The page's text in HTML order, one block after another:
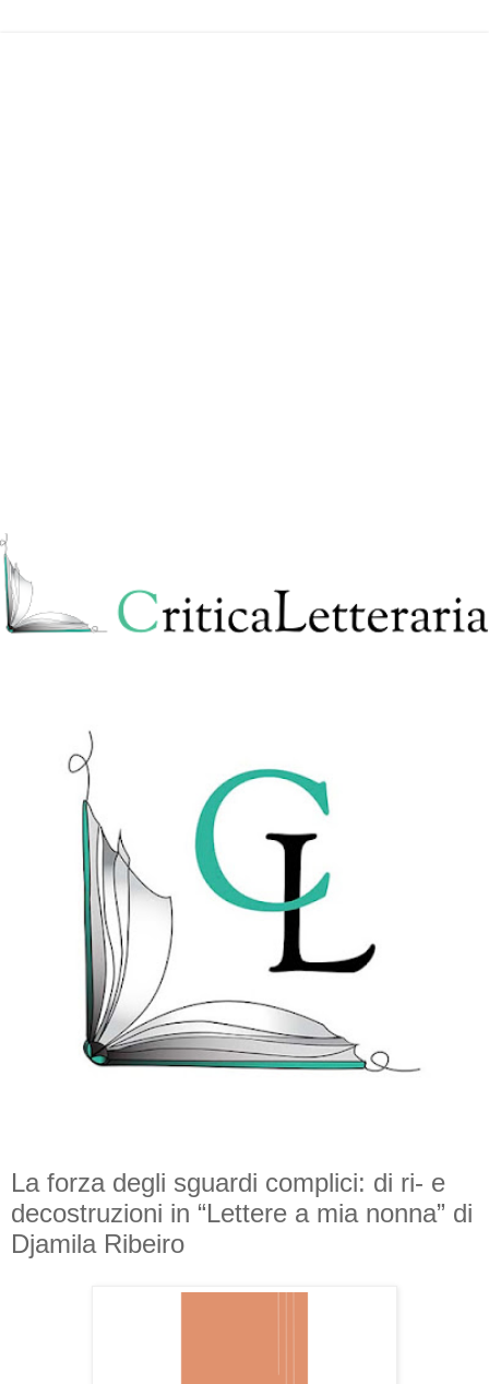
La forza degli sguardi complici: di ri- e
decostruzioni in “Lettere a mia nonna” di
Djamila Ribeiro